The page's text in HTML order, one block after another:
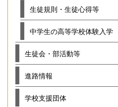
生徒規則・生徒心得等
中学生の高等学校体験入学
生徒会・部活動等
進路情報
学校支援団体